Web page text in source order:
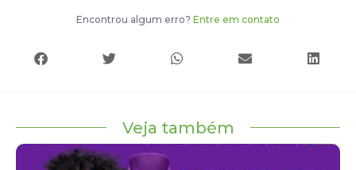
Encontrou algum erro? Entre em contato
Veja também